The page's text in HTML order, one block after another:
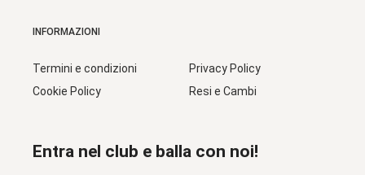
INFORMAZIONI
Termini e condizioni
Cookie Policy
Privacy Policy
Resi e Cambi
Entra nel club e balla con noi!